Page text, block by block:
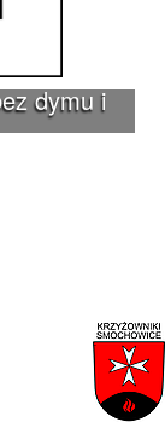
dymu i